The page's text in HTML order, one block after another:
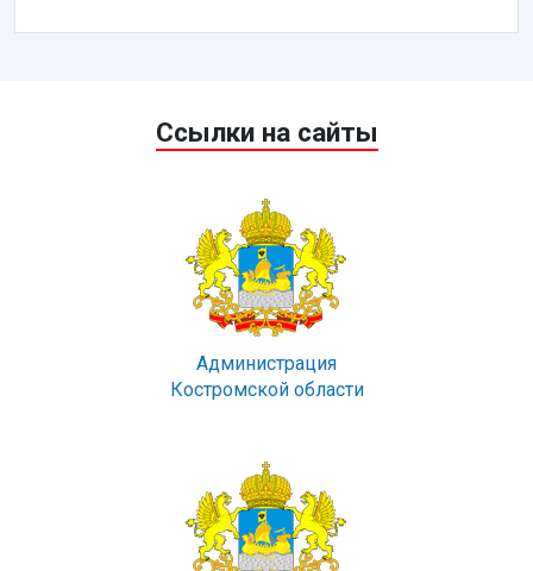
Ссылки на сайты
Администрация
Костромской области